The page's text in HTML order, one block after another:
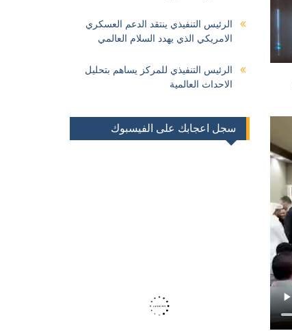
الرئيس التنفيذي ينتقد الدعم العسكري
الامريكي الذي يهدد السلام العالمي
الرئيس التنفيذي للمركز يساهم بتحليل
الاحداث العالمية
سجل اعجابك على الفيسبوك